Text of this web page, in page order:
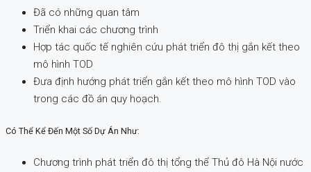
Đã có những quan tâm
Triển khai các chương trình
Hợp tác quốc tế nghiên cứu phát triển đô thị gắn kết theo
mô hình TOD
Đưa định hướng phát triển gắn kết theo mô hình TOD vào
trong các đồ án quy hoạch.
Có Thể Kể Đến Một Số Dự Án Như:
Chương trình phát triển đô thị tổng thể Thủ đô Hà Nội nước